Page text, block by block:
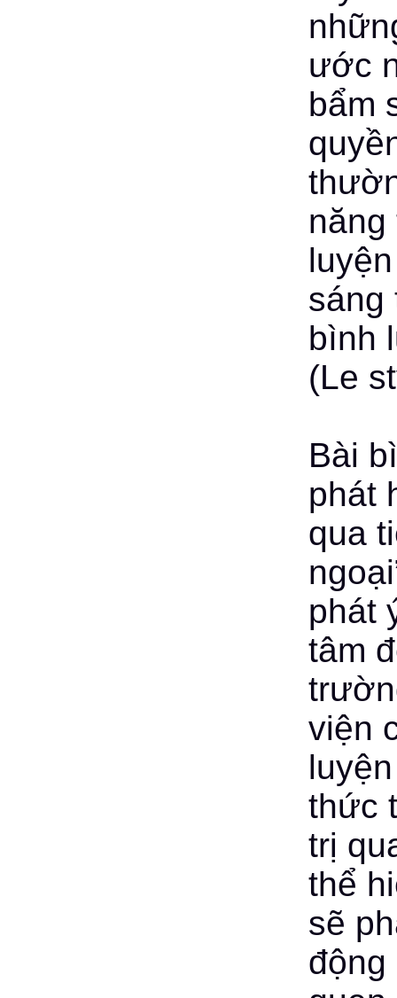
ước
bẩm
sáng
bình
(Le
Bài
phát
qua
phát
tâm
viện
thức
trị
thể
sẽ
động